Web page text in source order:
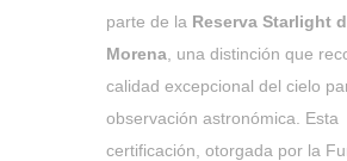
parte de la Reserva Starlight
Morena , una distinción que
calidad excepcional del cielo
observación astronómica. Esta
certificación, otorgada por la